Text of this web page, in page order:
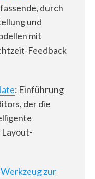
durch
und
mit
Feedback
: Einführung
der die
zur